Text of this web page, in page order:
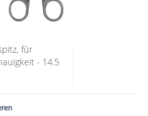
für
- 14.5